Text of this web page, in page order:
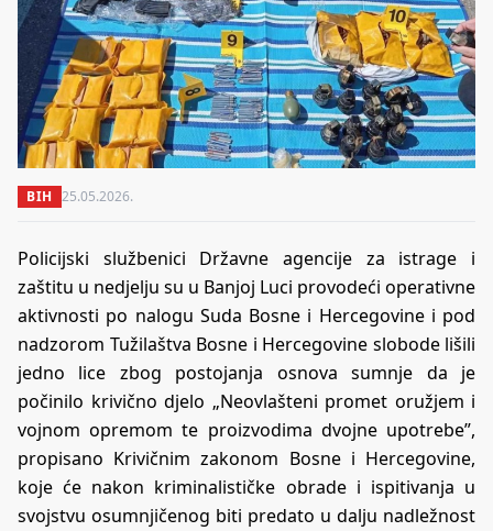
BIH 25.05.2026.
Policijski službenici Državne agencije za istrage i
zaštitu u nedjelju su u Banjoj Luci provodeći operativne
aktivnosti po nalogu Suda Bosne i Hercegovine i pod
nadzorom Tužilaštva Bosne i Hercegovine slobode lišili
jedno lice zbog postojanja osnova sumnje da je
počinilo krivično djelo „Neovlašteni promet oružjem i
vojnom opremom te proizvodima dvojne upotrebe”,
propisano Krivičnim zakonom Bosne i Hercegovine,
koje će nakon kriminalističke obrade i ispitivanja u
svojstvu osumnjičenog biti predato u dalju nadležnost